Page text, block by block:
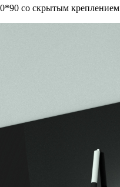
со скрытым креплением